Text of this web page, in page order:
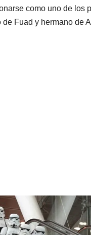
como uno de los
Fuad y hermano de